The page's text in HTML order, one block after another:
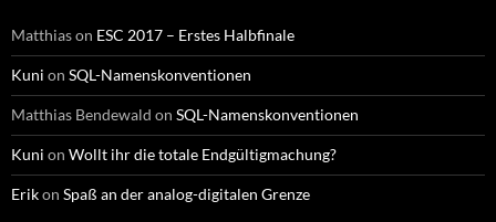
Matthiason ESC 2017 – Erstes Halbfinale
Kuni on SQL-Namenskonventionen
Matthias Bendewald on SQL-Namenskonventionen
Kuni on Wollt ihr die totale Endgültigmachung?
Erikon Spaß an der analog-digitalen Grenze